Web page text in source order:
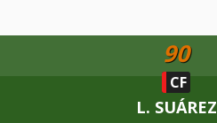
90
CF
L. SUÁREZ